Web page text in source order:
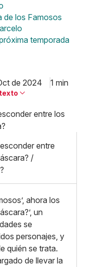
de los Famosos
temporada
de 2024 1 min
entre
/
ahora los
un
se
personajes, y
quién se trata.
de llevar la